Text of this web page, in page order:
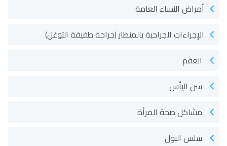
أمراض النساء العامة
الإجراءات الجراحية بالمنظار (جراحة طفيفة التوغل)
العقم
سن اليأس
مشاكل صحة المرأة
سلس البول